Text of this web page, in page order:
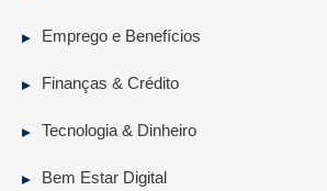
Emprego e Benefícios
Finanças & Crédito
Tecnologia & Dinheiro
Bem Estar Digital